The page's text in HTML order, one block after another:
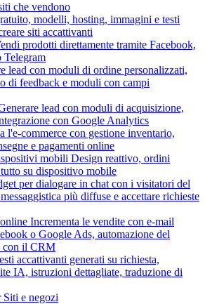
che vendono
modelli, hosting, immagini e testi
siti accattivanti
prodotti direttamente tramite Facebook,
Telegram
lead con moduli di ordine personalizzati,
di feedback e moduli con campi
lead con moduli di acquisizione,
con Google Analytics
l'e-commerce con gestione inventario,
e pagamenti online
mobili Design reattivo, ordini
su dispositivo mobile
per dialogare in chat con i visitatori del
più diffuse e accettare richieste
Incrementa le vendite con e-mail
o Google Ads, automazione del
con il CRM
accattivanti generati su richiesta,
IA, istruzioni dettagliate, traduzione di
e negozi